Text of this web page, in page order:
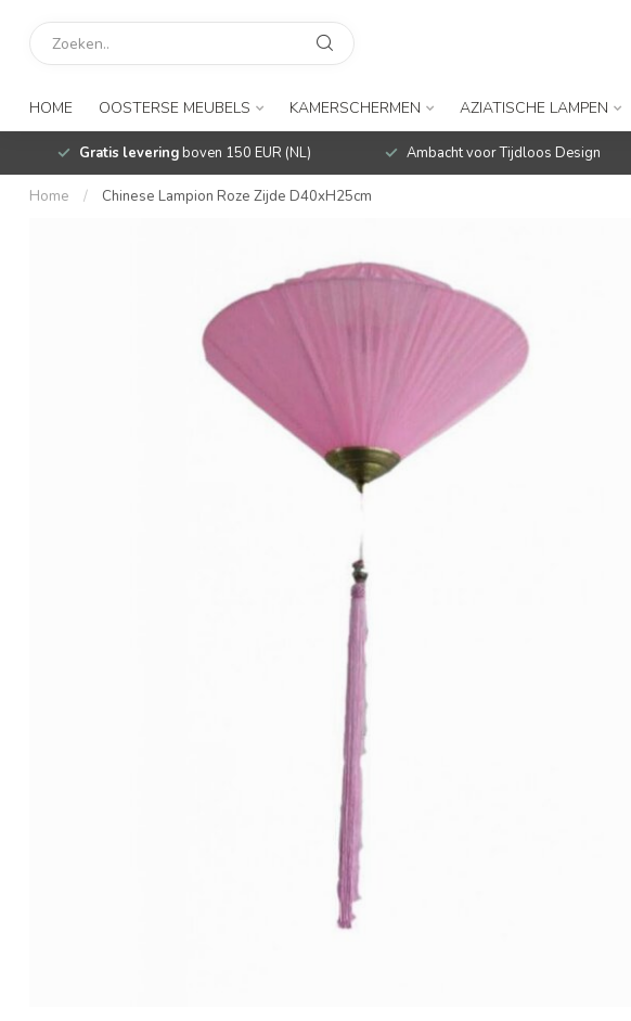
HOME OOSTERSE MEUBELS KAMERSCHERMEN AZIATISCHE LAMPEN
Gratis leveringboven 150 EUR (NL) Ambacht voor Tijdloos Design
Home / Chinese Lampion Roze Zijde D40xH25cm